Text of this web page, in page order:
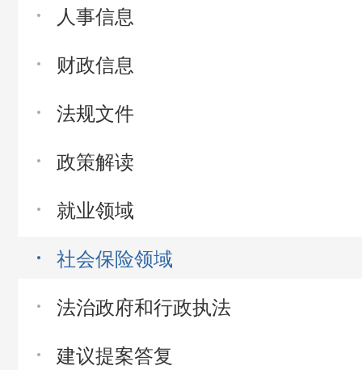
人事信息
财政信息
法规文件
政策解读
就业领域
社会保险领域
法治政府和行政执法
建议提案答复